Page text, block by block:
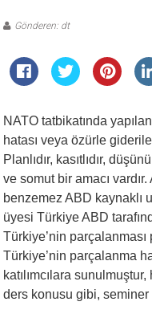
Gönderen: dt
NATO tatbikatında
hatası veya özürle
Planlıdır, kasıtlıdır,
ve somut bir amacı
benzemez ABD kaynaklı
üyesi Türkiye ABD
Türkiye’nin parçalanması
Türkiye’nin parçalanma
katılımcılara
ders konusu gibi, seminer